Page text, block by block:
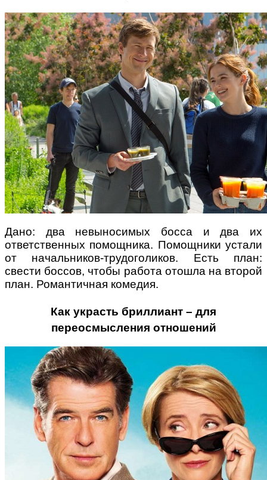
Як підготувати дитину до
навчального року? Поради
лікаря батькам
Поради багатодітної мами:
особистісний розвиток в
декреті
Ми запитали у зіркових
мам, яка вона - мамаWOW
Дано: два невыносимых босса и два их
ответственных помощника. Помощники устали
от начальников-трудоголиков. Есть план:
свести боссов, чтобы работа отошла на второй
план. Романтичная комедия.
Как украсть бриллиант – для
переосмысления отношений